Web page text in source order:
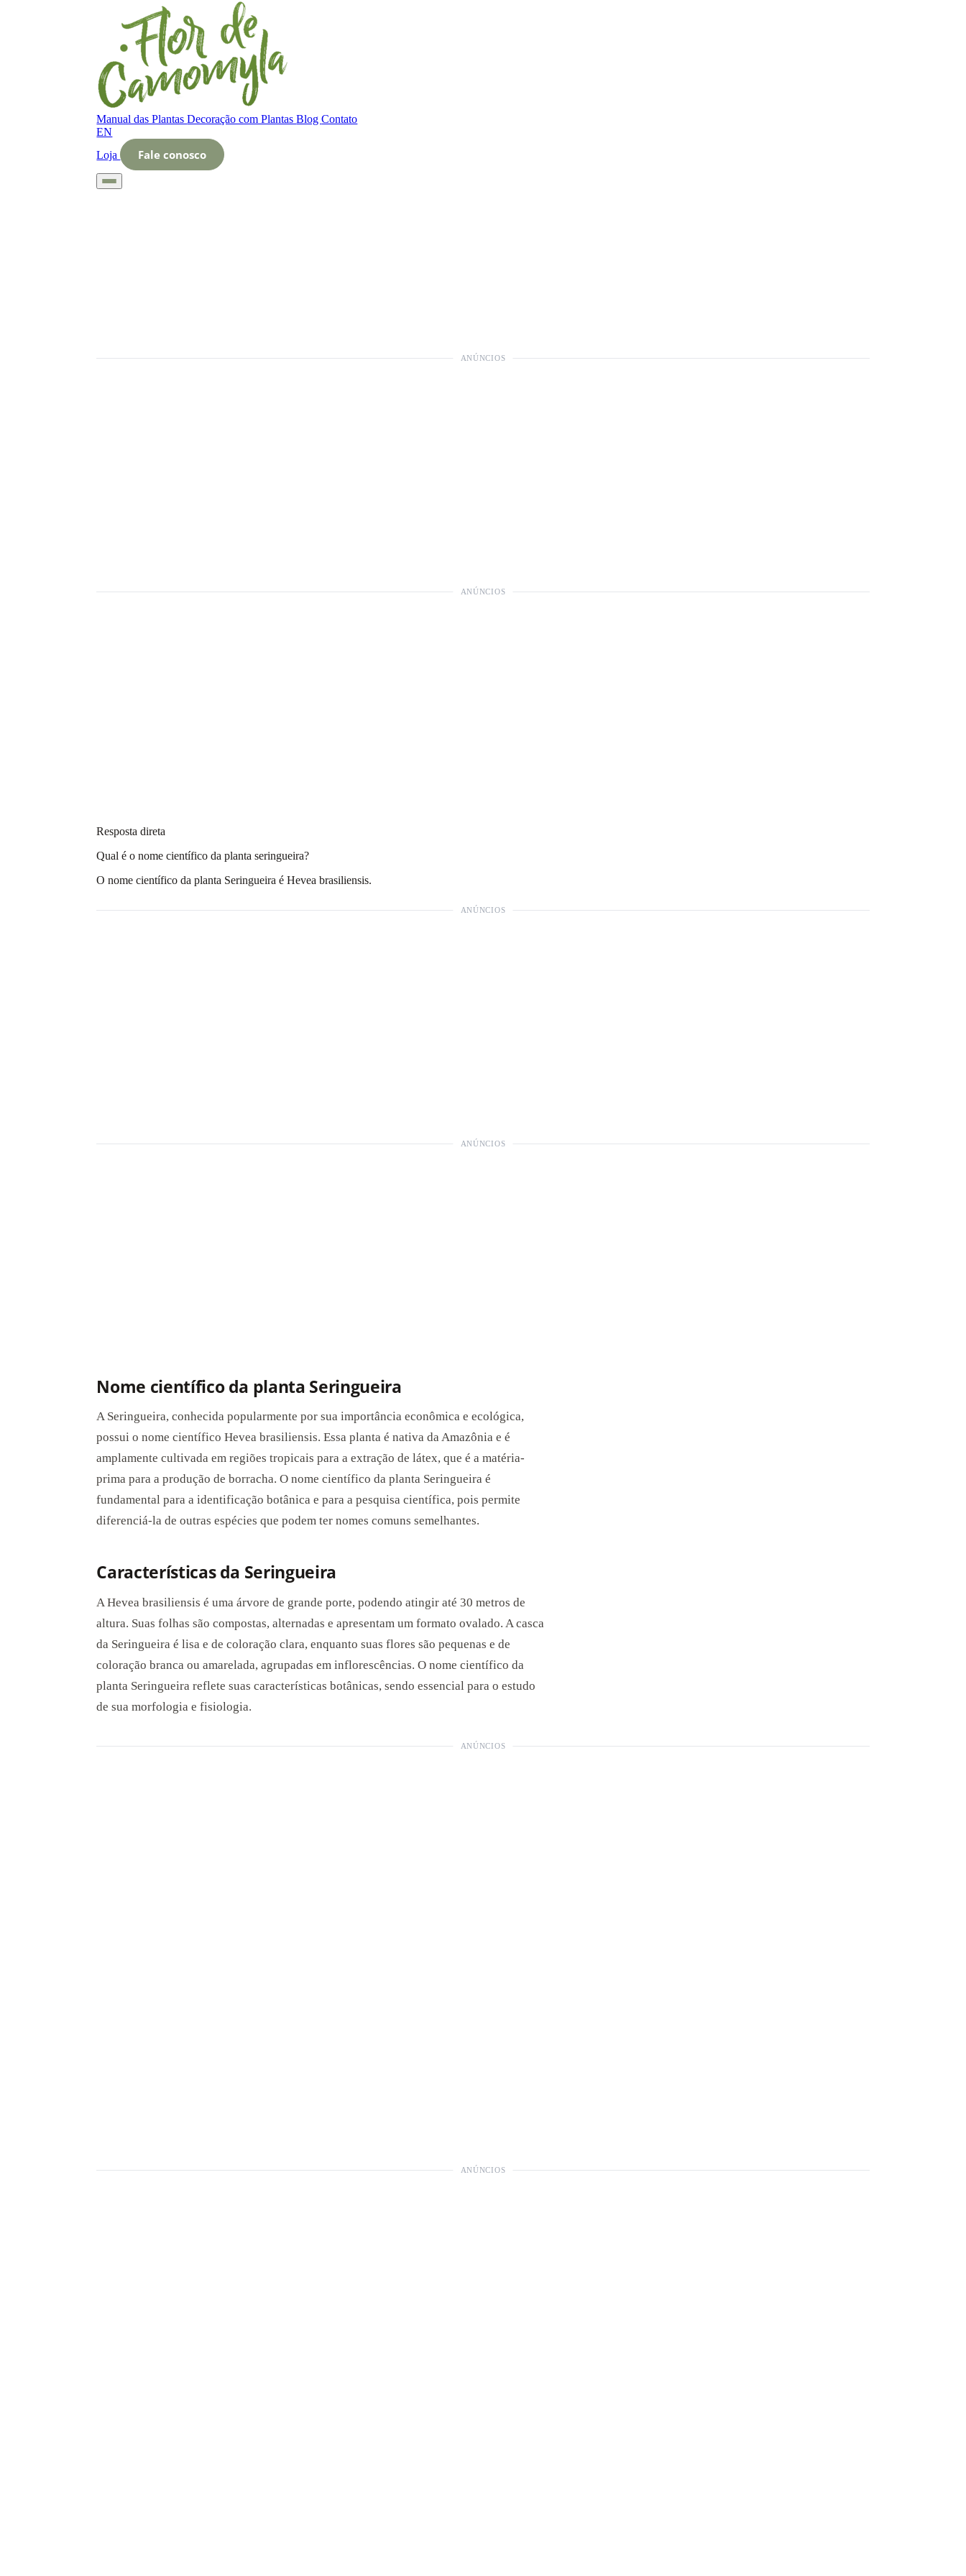
Manual das PlantasDecoração com PlantasBlogContato
EN
Loja
Fale conosco
ANÚNCIOS
ANÚNCIOS
Resposta direta
Qual é o nome científico da planta seringueira?
O nome científico da planta Seringueira é Hevea brasiliensis.
ANÚNCIOS
ANÚNCIOS
Nome científico da planta Seringueira
A Seringueira, conhecida popularmente por sua importância econômica e ecológica,
possui o nome científico Hevea brasiliensis. Essa planta é nativa da Amazônia e é
amplamente cultivada em regiões tropicais para a extração de látex, que é a matéria-
prima para a produção de borracha. O nome científico da planta Seringueira é
fundamental para a identificação botânica e para a pesquisa científica, pois permite
diferenciá-la de outras espécies que podem ter nomes comuns semelhantes.
Características da Seringueira
A Hevea brasiliensis é uma árvore de grande porte, podendo atingir até 30 metros de
altura. Suas folhas são compostas, alternadas e apresentam um formato ovalado. A casca
da Seringueira é lisa e de coloração clara, enquanto suas flores são pequenas e de
coloração branca ou amarelada, agrupadas em inflorescências. O nome científico da
planta Seringueira reflete suas características botânicas, sendo essencial para o estudo
de sua morfologia e fisiologia.
ANÚNCIOS
ANÚNCIOS